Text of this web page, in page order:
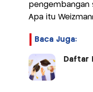
pengembangan
Apa itu
Baca Juga:
Daftar